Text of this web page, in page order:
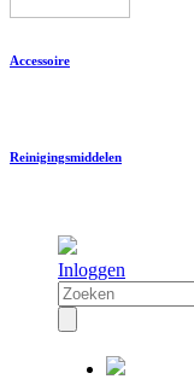
Accessoire
Reinigingsmiddelen
Inloggen